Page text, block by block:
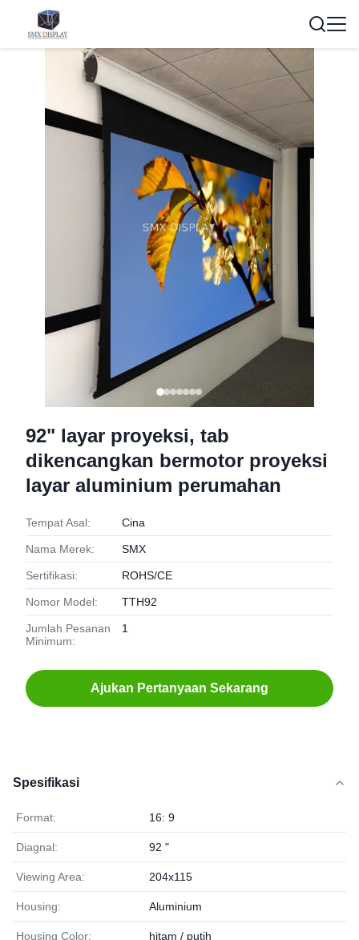
92" layar proyeksi, tab
dikencangkan bermotor proyeksi
layar aluminium perumahan
Tempat Asal: Cina
Nama Merek: SMX
Sertifikasi: ROHS/CE
Nomor Model: TTH92
Jumlah Pesanan
Minimum:
1
Ajukan Pertanyaan Sekarang
Spesifikasi
Format: 16: 9
Diagnal: 92 "
Viewing Area: 204x115
Housing: Aluminium
Housing Color: hitam / putih